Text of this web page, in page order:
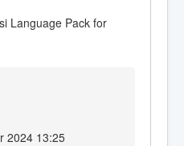
Language Pack for
2024 13:25